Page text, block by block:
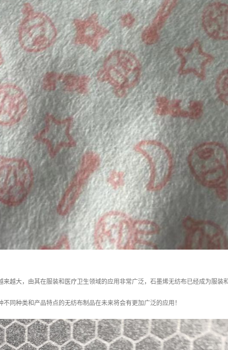
越大，由其在服装和医疗卫生领域的应用非常广泛，石墨烯无纺布已经成为服装
同种类和产品特点的无纺布制品在未来将会有更加广泛的应用！